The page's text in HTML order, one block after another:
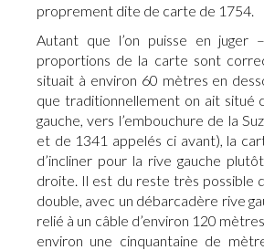
proprement dite de carte de 1754.
Autant que l’on puisse en juger
proportions de la carte sont
situait à environ 60 mètres en
que traditionnellement on ait situé
gauche, vers l’embouchure de la
et de 1341 appelés ci avant), la
d’incliner pour la rive gauche
droite. Il est du reste très possible
double, avec un débarcadère rive
relié à un câble d’environ 120
environ une cinquantaine de